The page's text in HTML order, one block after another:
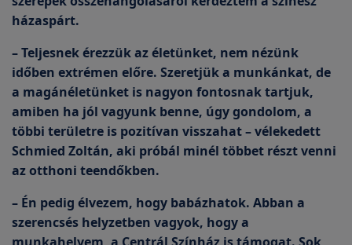
házaspárt.
– Teljesnek érezzük az életünket, nem nézünk
időben extrémen előre. Szeretjük a munkánkat, de
a magánéletünket is nagyon fontosnak tartjuk,
amiben ha jól vagyunk benne, úgy gondolom, a
többi területre is pozitívan visszahat – vélekedett
Schmied Zoltán, aki próbál minél többet részt venni
az otthoni teendőkben.
– Én pedig élvezem, hogy babázhatok. Abban a
szerencsés helyzetben vagyok, hogy a